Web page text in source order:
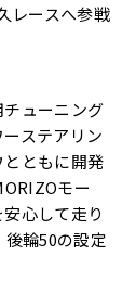
レースへ参戦
ューニング
ステアリン
ともに開発
モー
心して走り
輪50の設定